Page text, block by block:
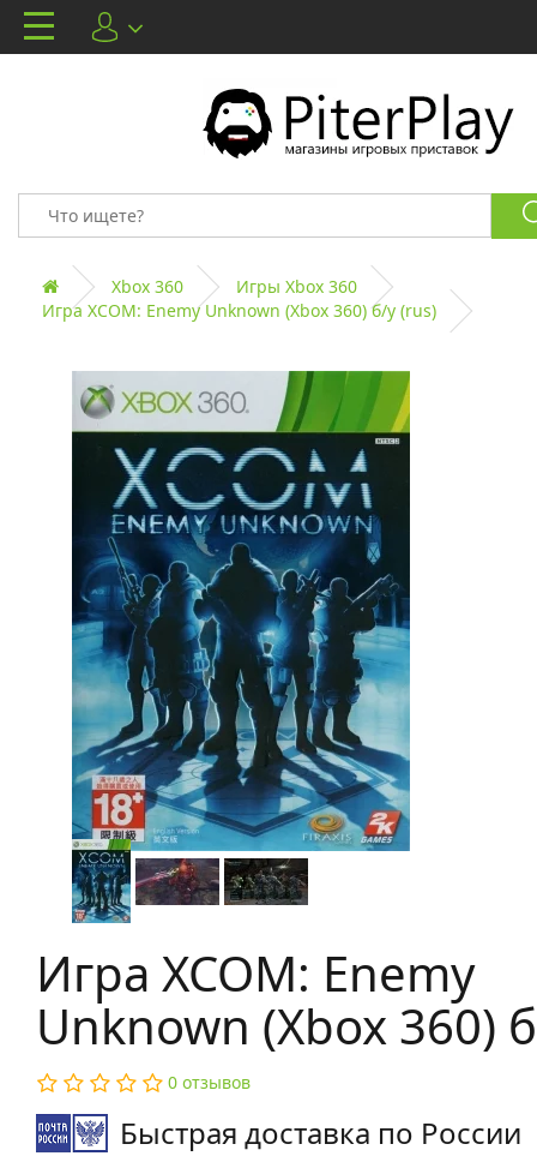
Xbox 360
Игры Xbox 360
Игра XCOM: Enemy Unknown (Xbox 360) б/у (rus)
Игра XCOM: Enemy
Unknown (Xbox 360)
0 отзывов
Быстрая доставка по России